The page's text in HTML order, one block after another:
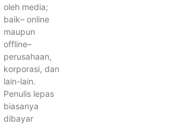
oleh media;
baik– online
maupun
offline–
perusahaan,
korporasi, dan
lain-lain.
Penulis lepas
biasanya
dibayar